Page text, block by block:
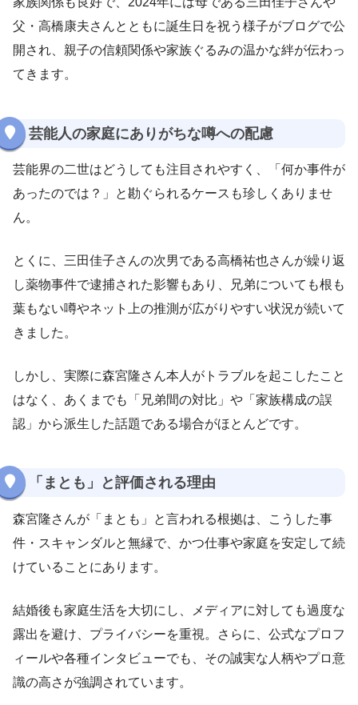
父・高橋康夫さんとともに誕生日を祝う様子がブログで公
開され、親子の信頼関係や家族ぐるみの温かな絆が伝わっ
てきます。
芸能人の家庭にありがちな噂への配慮
芸能界の二世はどうしても注目されやすく、「何か事件が
あったのでは？」と勘ぐられるケースも珍しくありませ
ん。
とくに、三田佳子さんの次男である高橋祐也さんが繰り返
し薬物事件で逮捕された影響もあり、兄弟についても根も
葉もない噂やネット上の推測が広がりやすい状況が続いて
きました。
しかし、実際に森宮隆さん本人がトラブルを起こしたこと
はなく、あくまでも「兄弟間の対比」や「家族構成の誤
認」から派生した話題である場合がほとんどです。
「まとも」と評価される理由
森宮隆さんが「まとも」と言われる根拠は、こうした事
件・スキャンダルと無縁で、かつ仕事や家庭を安定して続
けていることにあります。
結婚後も家庭生活を大切にし、メディアに対しても過度な
露出を避け、プライバシーを重視。さらに、公式なプロフ
ィールや各種インタビューでも、その誠実な人柄やプロ意
識の高さが強調されています。